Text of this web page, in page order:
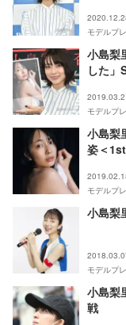
モデルプ
小島梨
した」
モデルプ
小島梨
姿＜
モデルプ
小島梨
モデルプ
小島梨
戦